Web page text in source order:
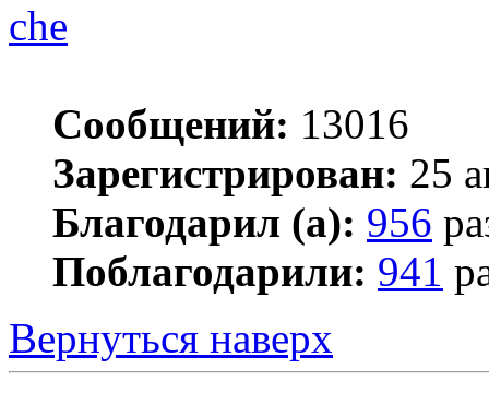
che
Сообщений: 13016
Зарегистрирован: 25
Благодарил (а): 956
Поблагодарили: 941
Вернуться наверх